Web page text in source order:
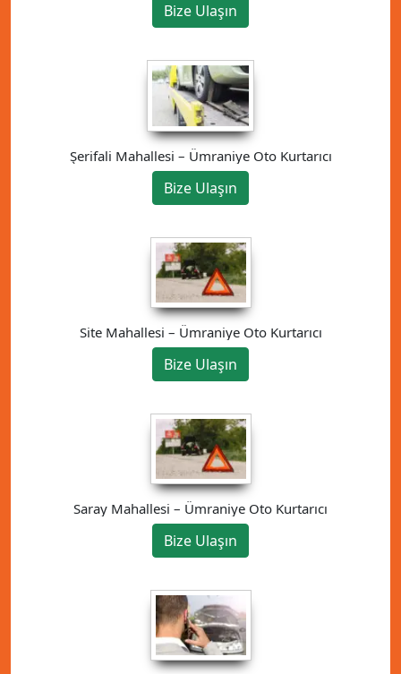
Bize Ulaşın
Şerifali Mahallesi – Ümraniye Oto Kurtarıcı
Bize Ulaşın
Site Mahallesi – Ümraniye Oto Kurtarıcı
Bize Ulaşın
Saray Mahallesi – Ümraniye Oto Kurtarıcı
Bize Ulaşın